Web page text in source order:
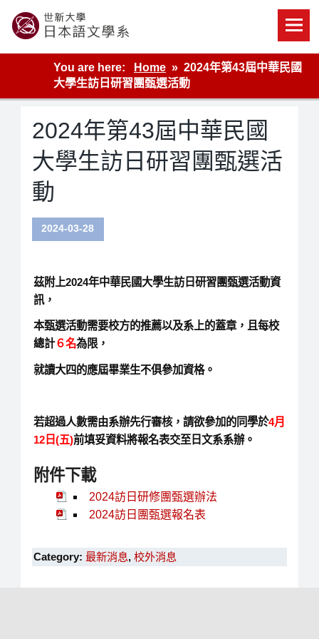
content
世新大學教學單位的網站
You are here:
Home
2024年第43屆中華民國
大學生訪日研習團甄選活動
2024年第43屆中華民國
大學生訪日研習團甄選活
動
2024-03-28
茲附上2024年中華民國大學生訪日研習團甄選活動資
訊，
本甄選活動需要校方的推薦以及系上的蓋章，且每校
總計６名為限，
就讀大四的應屆畢業生不俱參加資格。
若超過人數需由系辦先行審核，請欲參加的同學於4月
12日(五)前填妥資料將報名表交至日文系系辦。
附件下載
2024訪日研修團甄選辦法
2024訪日團甄選報名表
Category: 最新消息, 校外消息